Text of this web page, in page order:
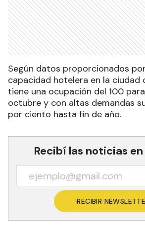
Según datos proporcionados por
capacidad hotelera en la ciudad
tiene una ocupación del 100
octubre y con altas demandas
por ciento hasta fin de año.
Recibí las noticias
RECIBIR